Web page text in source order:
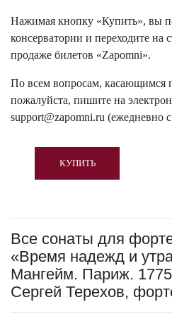
Нажимая кнопку «Купить», вы
консерватории и переходите на
продаже билетов «Zapomni».
По всем вопросам, касающимся
пожалуйста, пишите на
support@zapomni.ru (ежедневно
КУПИТЬ
Все сонаты для
«Время надежд и
Мангейм. Париж.
Сергей Терехов,